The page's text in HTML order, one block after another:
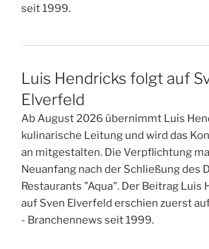
seit 1999.
Luis Hendricks folgt auf
Elverfeld
Ab August 2026 übernimmt Luis
kulinarische Leitung und wird das
an mitgestalten. Die Verpflichtung
Neuanfang nach der Schließung des
Restaurants "Aqua". Der Beitrag Luis
auf Sven Elverfeld erschien zuerst
- Branchennews seit 1999.